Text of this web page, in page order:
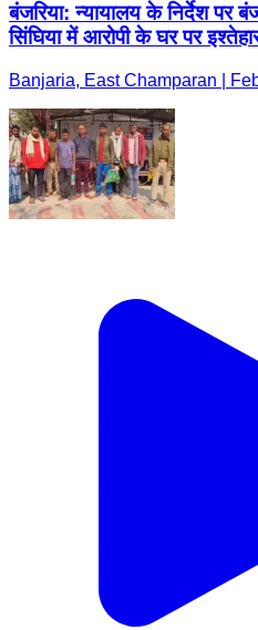
बंजरिया: न्यायालय के निर्देश पर
सिंघिया में आरोपी के घर पर
Banjaria, East Champaran |